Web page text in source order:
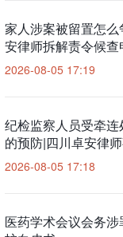
家人涉案被留置怎
安律师拆解责令候
2026-08-05 17:19
纪检监察人员受牵
的预防|四川卓安律
2026-08-05 17:18
医药学术会议会务